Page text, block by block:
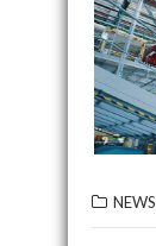
NEWS